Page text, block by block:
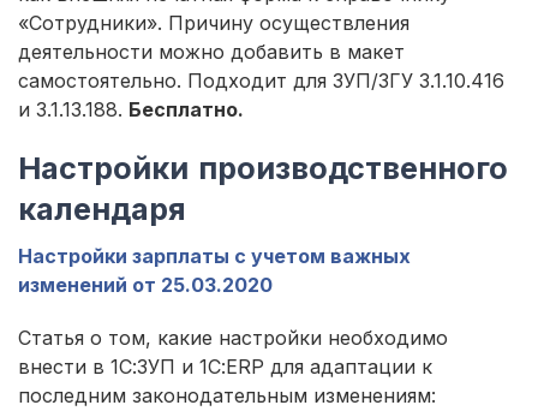
«Сотрудники». Причину осуществления
деятельности можно добавить в макет
самостоятельно. Подходит для ЗУП/ЗГУ 3.1.10.416
и 3.1.13.188. Бесплатно.
Настройки производственного
календаря
Настройки зарплаты с учетом важных
изменений от 25.03.2020
Статья о том, какие настройки необходимо
внести в 1С:ЗУП и 1С:ERP для адаптации к
последним законодательным изменениям: